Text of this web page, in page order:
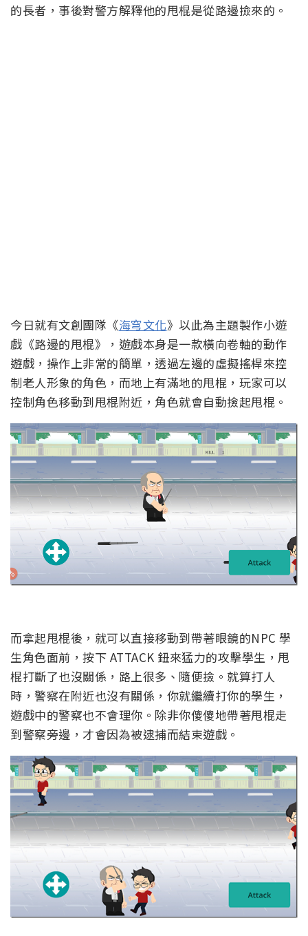
的長者，事後對警方解釋他的甩棍是從路邊撿來的。
今日就有文創團隊《海穹文化》以此為主題製作小遊
戲《路邊的甩棍》，遊戲本身是一款橫向卷軸的動作
遊戲，操作上非常的簡單，透過左邊的虛擬搖桿來控
制老人形象的角色，而地上有滿地的甩棍，玩家可以
控制角色移動到甩棍附近，角色就會自動撿起甩棍。
而拿起甩棍後，就可以直接移動到帶著眼鏡的NPC 學
生角色面前，按下 ATTACK 鈕來猛力的攻擊學生，甩
棍打斷了也沒關係，路上很多、隨便撿。就算打人
時，警察在附近也沒有關係，你就繼續打你的學生，
遊戲中的警察也不會理你。除非你傻傻地帶著甩棍走
到警察旁邊，才會因為被逮捕而結束遊戲。